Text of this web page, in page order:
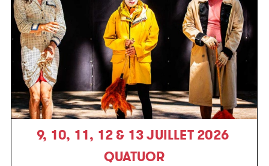
9, 10, 11, 12 & 13 JUILLET 2026
QUATUOR